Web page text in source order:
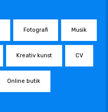
Fotografi Musik
Kreativ kunst CV
Online butik